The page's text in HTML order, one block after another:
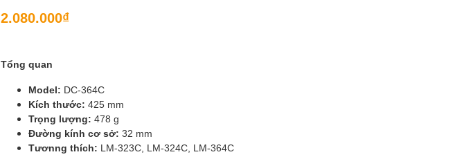
2.080.000₫
Tổng quan
Model: DC-364C
Kích thước: 425 mm
Trọng lượng: 478 g
Đường kính cơ sở: 32 mm
Tươnng thích: LM-323C, LM-324C, LM-364C